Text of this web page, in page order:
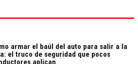
armar el baúl del auto para salir a la
el truco de seguridad que pocos
aplican